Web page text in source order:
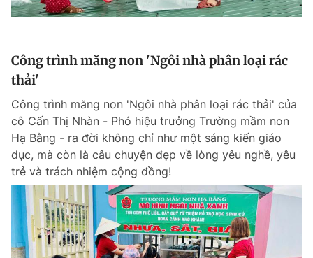
Công trình măng non 'Ngôi nhà phân loại rác
thải'
Công trình măng non 'Ngôi nhà phân loại rác thải' của
cô Cấn Thị Nhàn - Phó hiệu trưởng Trường mầm non
Hạ Bằng - ra đời không chỉ như một sáng kiến giáo
dục, mà còn là câu chuyện đẹp về lòng yêu nghề, yêu
trẻ và trách nhiệm cộng đồng!